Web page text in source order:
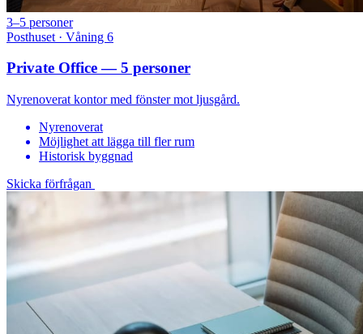
3–5 personer
Posthuset · Våning 6
Private Office — 5 personer
Nyrenoverat kontor med fönster mot ljusgård.
Nyrenoverat
Möjlighet att lägga till fler rum
Historisk byggnad
Skicka förfrågan